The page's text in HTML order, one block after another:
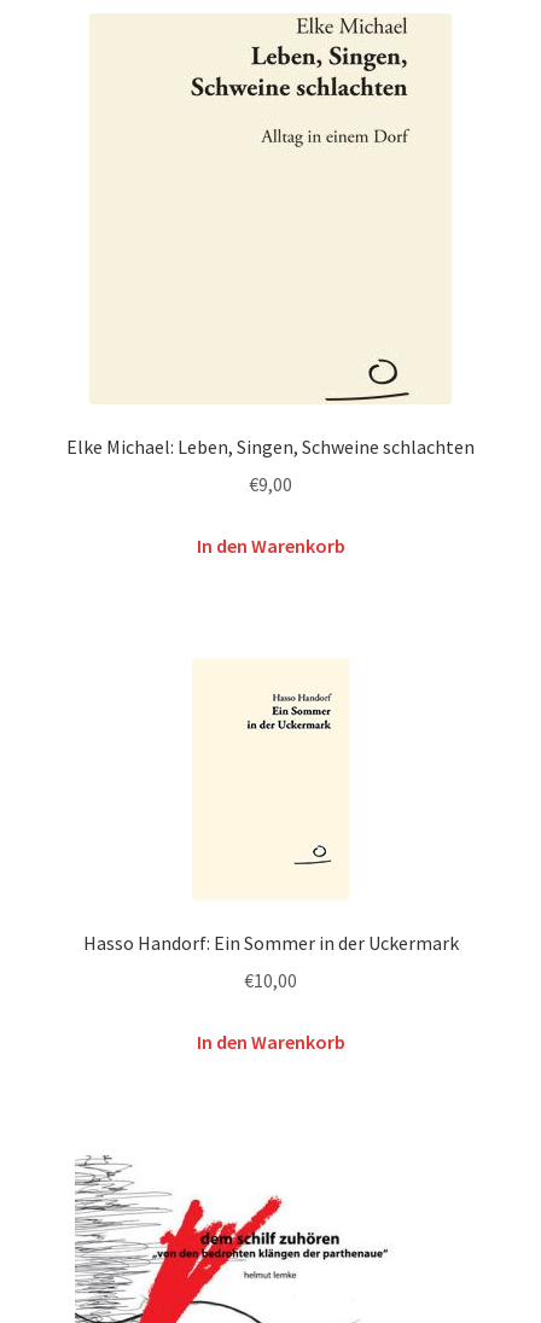
Elke Michael: Leben, Singen, Schweine schlachten
€9,00
In den Warenkorb
Hasso Handorf: Ein Sommer in der Uckermark
€10,00
In den Warenkorb